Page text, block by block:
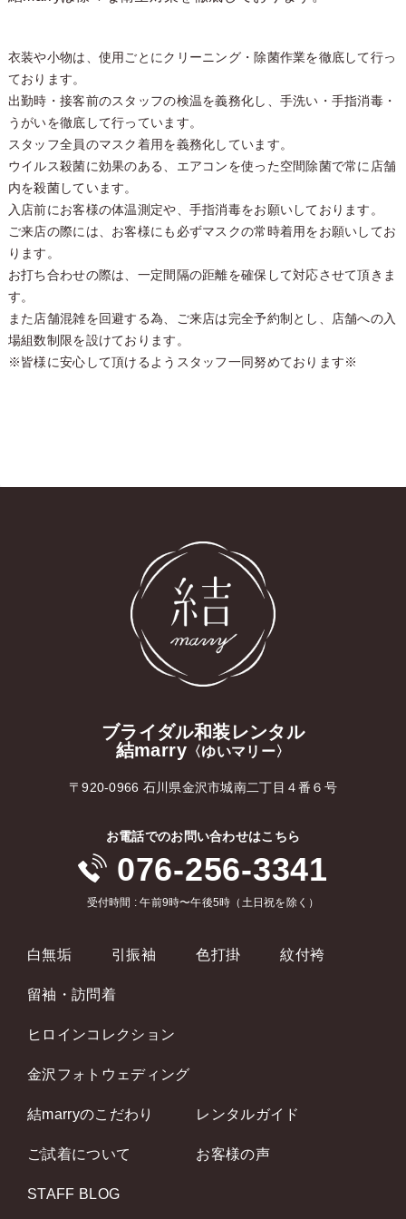
衣装や小物は、使用ごとにクリーニング・除菌作業を徹底して行っ
ております。
出勤時・接客前のスタッフの検温を義務化し、手洗い・手指消毒・
うがいを徹底して行っています。
スタッフ全員のマスク着用を義務化しています。
ウイルス殺菌に効果のある、エアコンを使った空間除菌で常に店舗
内を殺菌しています。
入店前にお客様の体温測定や、手指消毒をお願いしております。
ご来店の際には、お客様にも必ずマスクの常時着用をお願いしてお
ります。
お打ち合わせの際は、一定間隔の距離を確保して対応させて頂きま
す。
また店舗混雑を回避する為、ご来店は完全予約制とし、店舗への入
場組数制限を設けております。
※皆様に安心して頂けるようスタッフ一同努めております※
ブライダル和装レンタル
結marry 〈ゆいマリー〉
〒920-0966 石川県金沢市城南二丁目４番６号
お電話でのお問い合わせはこちら
076-256-3341
受付時間 : 午前9時〜午後5時（土日祝を除く）
白無垢 引振袖 色打掛 紋付袴
留袖・訪問着
ヒロインコレクション
金沢フォトウェディング
結marryのこだわり レンタルガイド
ご試着について お客様の声
STAFF BLOG